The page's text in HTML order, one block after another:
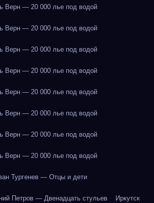
Верн — 20 000 лье под водой
Верн — 20 000 лье под водой
Верн — 20 000 лье под водой
Верн — 20 000 лье под водой
Верн — 20 000 лье под водой
Верн — 20 000 лье под водой
Верн — 20 000 лье под водой
Верн — 20 000 лье под водой
Тургенев — Отцы и дети
Петров — Двенадцать стульев Иркутск